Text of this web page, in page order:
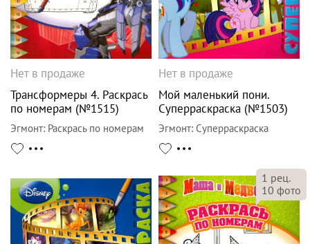
Нет в продаже
Трансформеры 4. Раскрась
по номерам (№1515)
Эгмонт: Раскрась по номерам
Нет в продаже
Мой маленький пони.
Суперраскраска (№1503)
Эгмонт: Суперраскраска
1 рец.
10 фото